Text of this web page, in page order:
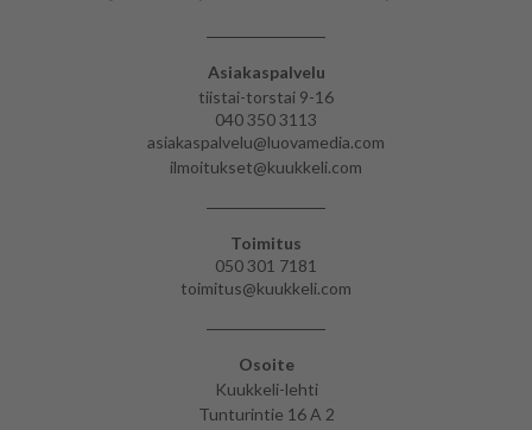
Asiakaspalvelu
tiistai-torstai 9-16
040 350 3113
asiakaspalvelu@luovamedia.com
ilmoitukset@kuukkeli.com
Toimitus
050 301 7181
toimitus@kuukkeli.com
Osoite
Kuukkeli-lehti
Tunturintie 16 A 2